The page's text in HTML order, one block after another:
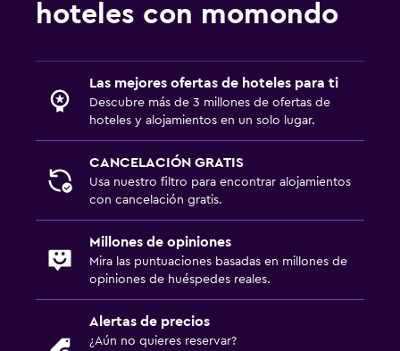
hoteles con momondo
Las mejores ofertas de hoteles para ti
Descubre más de 3 millones de ofertas de
hoteles y alojamientos en un solo lugar.
CANCELACIÓN GRATIS
Usa nuestro filtro para encontrar alojamientos
con cancelación gratis.
Millones de opiniones
Mira las puntuaciones basadas en millones de
opiniones de huéspedes reales.
Alertas de precios
¿Aún no quieres reservar?